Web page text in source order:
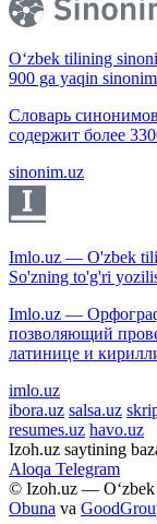
O‘zbek tilining
900 ga yaqin
Словарь
содержит более
sinonim.uz
Imlo.uz — O'zbek
So'zning to'g'ri
Imlo.uz —
позволяющий
латинице и
imlo.uz
ibora.uz salsa.uz
resumes.uz havo.uz
Izoh.uz saytining
Aloqa Telegram
© Izoh.uz — O‘zbek
Obuna va